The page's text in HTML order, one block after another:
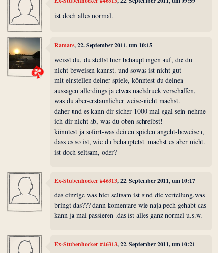
ist doch alles normal.
Ramare, 22. September 2011, um 10:15
weisst du, du stellst hier behauptungen auf, die du
nicht beweisen kannst. und sowas ist nicht gut.
mit einstellen deiner spiele, könntest du deinen
aussagen allerdings ja etwas nachdruck verschaffen,
was du aber-erstaunlicher weise-nicht machst.
daher-und es kann dir sicher 1000 mal egal sein-nehme
ich dir nicht ab, was du oben schreibst!
könntest ja sofort-was deinen spielen angeht-beweisen,
dass es so ist, wie du behauptetst, machst es aber nicht.
ist doch seltsam, oder?
Ex-Stubenhocker #46313, 22. September 2011, um 10:17
das einzige was hier seltsam ist sind die verteilung.was
bringt das??? dann komentare wie naja pech gehabt das
kann ja mal passieren .das ist alles ganz normal u.s.w.
Ex-Stubenhocker #46313, 22. September 2011, um 10:21